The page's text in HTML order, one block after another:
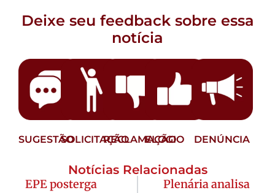
Deixe seu feedback sobre essa
notícia
SUGESTÃOSOLICITAÇÃORECLAMAÇÃO
ELOGIO DENÚNCIA
Notícias Relacionadas
EPE posterga
Plenária analisa